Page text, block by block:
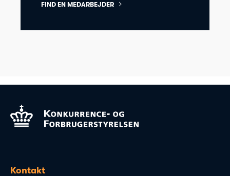
FIND EN MEDARBEJDER
Kontakt